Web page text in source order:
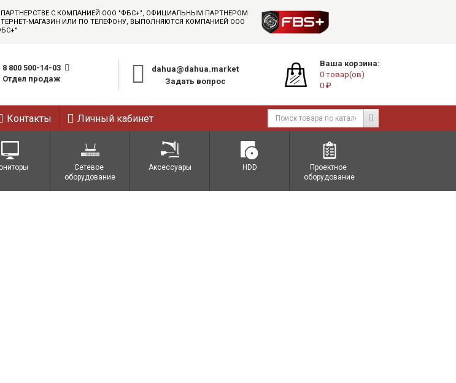
ПАРТНЕРСТВЕ С КОМПАНИЕЙ ООО "ФБС+", ОФИЦИАЛЬНЫМ ПАРТНЕРОМ
МАГАЗИН ИЛИ ПО ТЕЛЕФОНУ, ВЫПОЛНЯЮТСЯ КОМПАНИЕЙ ООО
8 800 500-14-03
Отдел продаж
dahua@dahua.market
Задать вопрос
Ваша корзина:
0 товар(ов)
0 ₽
Контакты Личный кабинет
Сетевое
оборудование
Аксессуары HDD
Проектное
оборудование